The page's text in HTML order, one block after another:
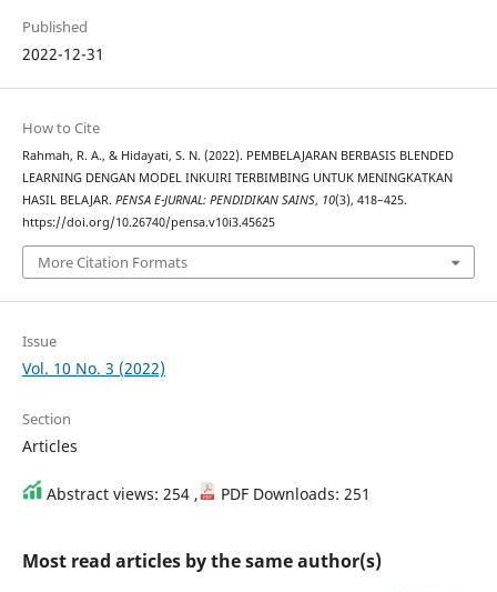
Published
2022-12-31
How to Cite
Rahmah, R. A., & Hidayati, S. N. (2022). PEMBELAJARAN BERBASIS BLENDED
LEARNING DENGAN MODEL INKUIRI TERBIMBING UNTUK MENINGKATKAN
HASIL BELAJAR. PENSA E-JURNAL: PENDIDIKAN SAINS, 10(3), 418–425.
https://doi.org/10.26740/pensa.v10i3.45625
More Citation Formats
Issue
Vol. 10 No. 3 (2022)
Section
Articles
Abstract views: 254 , PDF Downloads: 251
Most read articles by the same author(s)